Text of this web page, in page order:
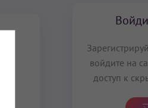
войдите на
доступ к